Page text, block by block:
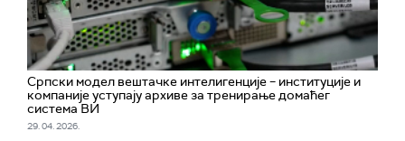
Српски модел вештачке интелигенције – институције и
компаније уступају архиве за тренирање домаћег
система ВИ
29. 04. 2026.